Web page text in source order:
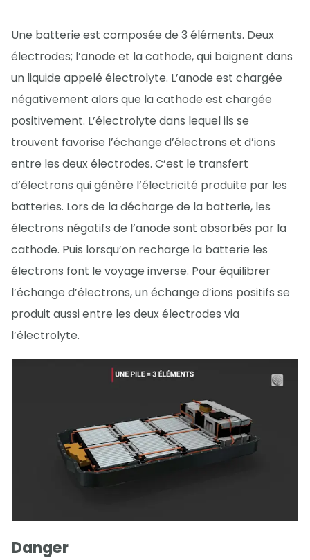
Une batterie est composée de 3 éléments. Deux
électrodes; l’anode et la cathode, qui baignent dans
un liquide appelé électrolyte. L’anode est chargée
négativement alors que la cathode est chargée
positivement. L’électrolyte dans lequel ils se
trouvent favorise l’échange d’électrons et d’ions
entre les deux électrodes. C’est le transfert
d’électrons qui génère l’électricité produite par les
batteries. Lors de la décharge de la batterie, les
électrons négatifs de l’anode sont absorbés par la
cathode. Puis lorsqu’on recharge la batterie les
électrons font le voyage inverse. Pour équilibrer
l’échange d’électrons, un échange d’ions positifs se
produit aussi entre les deux électrodes via
l’électrolyte.
Danger